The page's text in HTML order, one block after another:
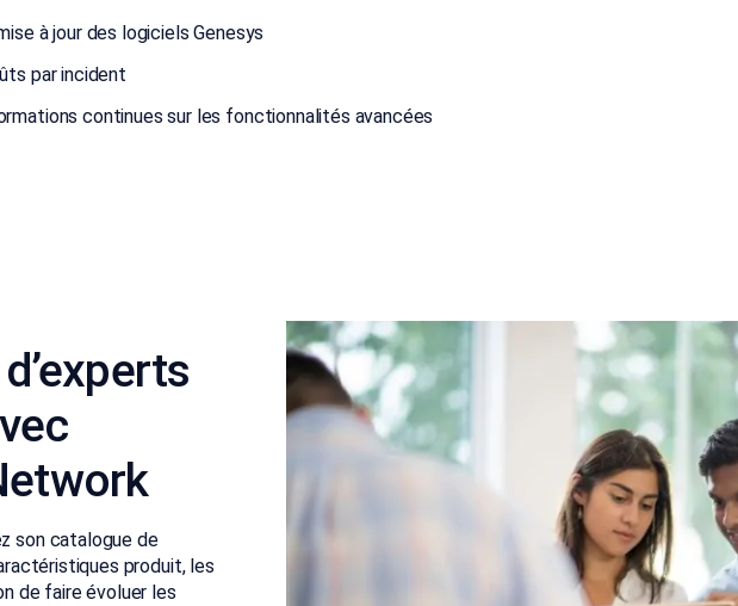
à jour des logiciels Genesys
par incident
continues sur les fonctionnalités avancées
son catalogue de
produit, les
de faire évoluer les